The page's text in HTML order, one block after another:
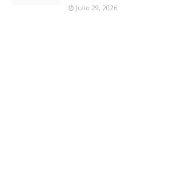
Julio 29, 2026